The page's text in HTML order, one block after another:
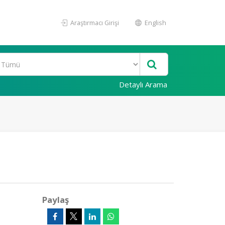
Araştırmacı Girişi English
Detaylı Arama
Paylaş